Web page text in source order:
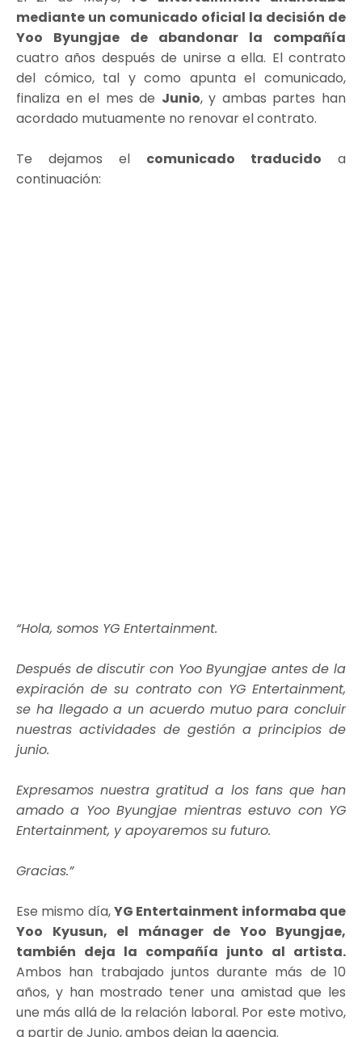
mediante un comunicado oficial la decisión de
Yoo Byungjae de abandonar la compañía
cuatro años después de unirse a ella. El contrato
del cómico, tal y como apunta el comunicado,
finaliza en el mes de Junio, y ambas partes han
acordado mutuamente no renovar el contrato.
Te dejamos el comunicado traducido a
continuación:
“Hola, somos YG Entertainment.
Después de discutir con Yoo Byungjae antes de la
expiración de su contrato con YG Entertainment,
se ha llegado a un acuerdo mutuo para concluir
nuestras actividades de gestión a principios de
junio.
Expresamos nuestra gratitud a los fans que han
amado a Yoo Byungjae mientras estuvo con YG
Entertainment, y apoyaremos su futuro.
Gracias.”
Ese mismo día,YG Entertainment informaba que
Yoo Kyusun, el mánager de Yoo Byungjae,
también deja la compañía junto al artista.
Ambos han trabajado juntos durante más de 10
años, y han mostrado tener una amistad que les
une más allá de la relación laboral. Por este motivo,
a partir de Junio, ambos dejan la agencia.